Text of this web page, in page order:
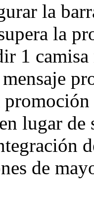
la
la
1 camisa
lugar de
de